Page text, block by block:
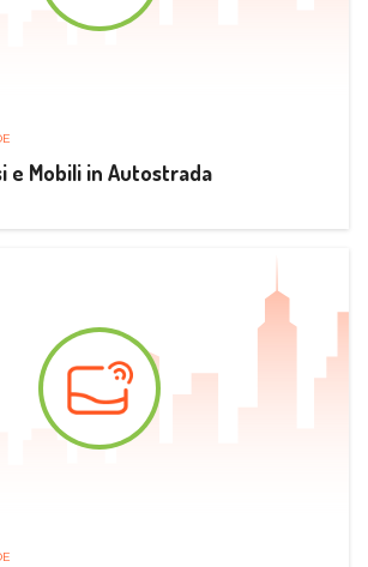
e Mobili in Autostrada